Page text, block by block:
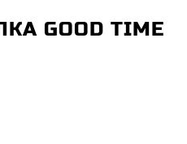
GOOD TIME